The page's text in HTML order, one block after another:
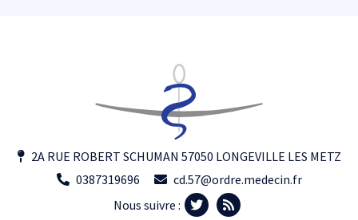
2A RUE ROBERT SCHUMAN 57050 LONGEVILLE LES METZ
0387319696
cd.57@ordre.medecin.fr
Nous suivre :